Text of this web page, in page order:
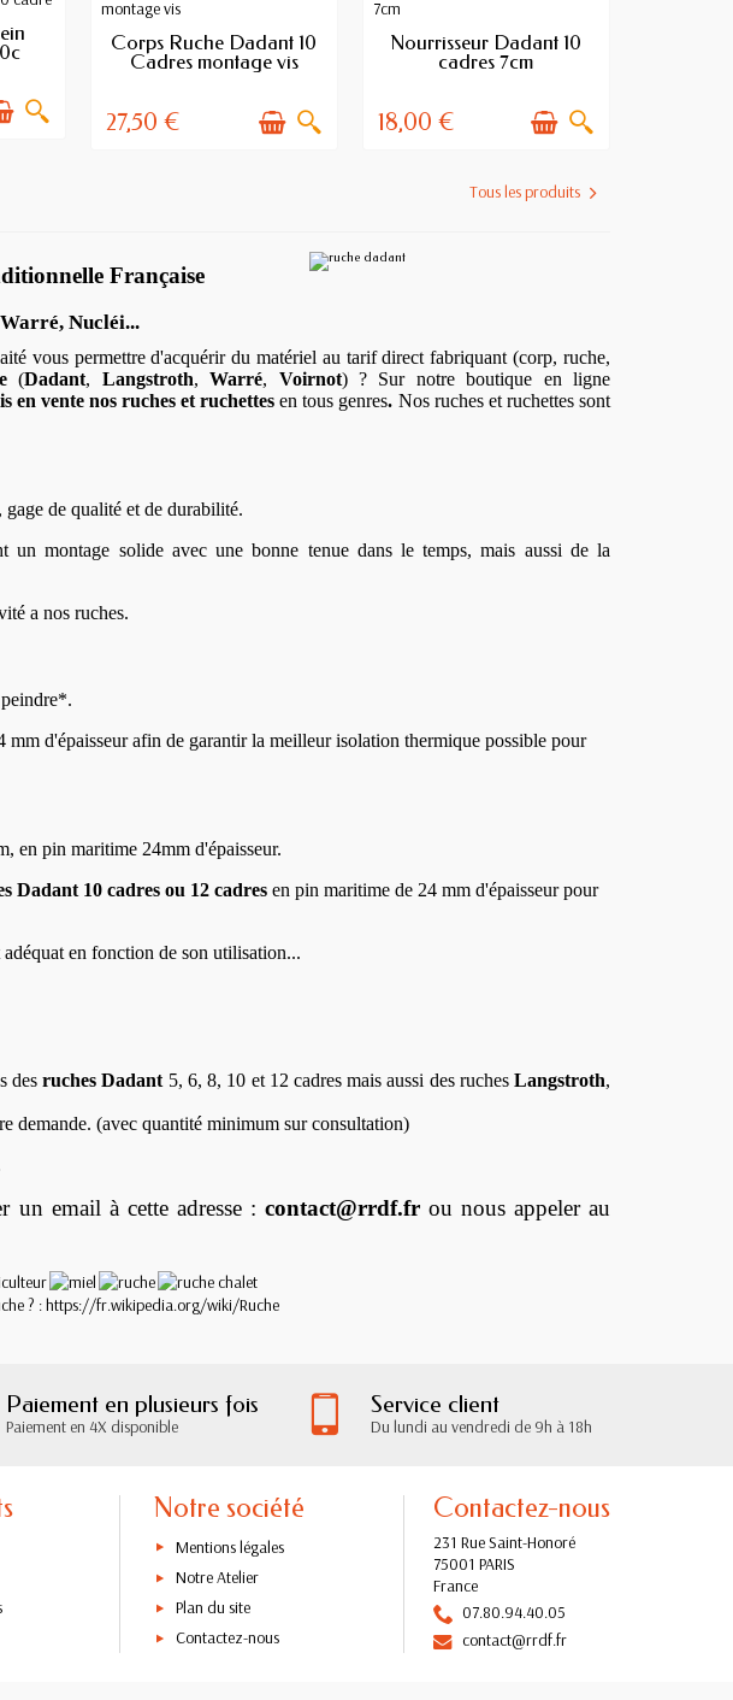
EN STOCK
Corps Ruche Dadant 10
Cadres montage vis
27,50 €
EN STOCK
Nourrisseur Dadant 10
cadres 7cm
18,00 €
Tous les produits
Française
Nucléi...
vous permettre d'acquérir du matériel au tarif direct fabriquant (corp, ruche,
(Dadant, Langstroth,Warré, Voirnot) ? Sur notre boutique en ligne
en vente nos ruches et ruchettes en tous genres. Nos ruches et ruchettes sont
gage de qualité et de durabilité.
montage solide avec une bonne tenue dans le temps, mais aussi de la
a nos ruches.
mm d'épaisseur afin de garantir la meilleur isolation thermique possible pour
en pin maritime 24mm d'épaisseur.
Dadant 10 cadres ou 12 cadres en pin maritime de 24 mm d'épaisseur pour
en fonction de son utilisation...
desruches Dadant 5, 6, 8, 10 et 12 cadres mais aussi des ruchesLangstroth,
demande. (avec quantité minimum sur consultation)
un email à cette adresse : contact@rrdf.frou nous appeler au
? : https://fr.wikipedia.org/wiki/Ruche
Paiement en plusieurs fois
Paiement en 4X disponible
Service client
Du lundi au vendredi de 9h à 18h
Notre société
Mentions légales
Notre Atelier
Plan du site
Contactez-nous
Contactez-nous
231 Rue Saint-Honoré
75001 PARIS
France
07.80.94.40.05
contact@rrdf.fr